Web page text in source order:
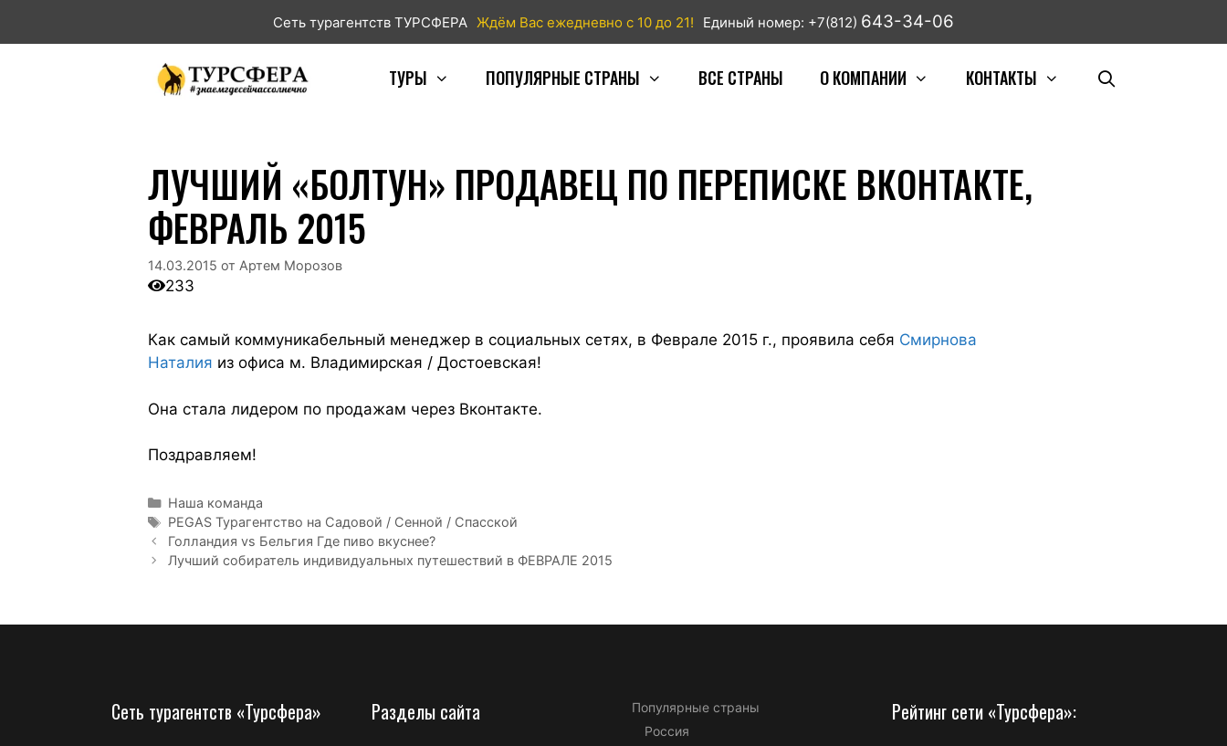
Сеть турагентств ТУРСФЕРА Ждём Вас ежедневно с 10 до 21! Единый номер: +7(812) 643-34-06
ТУРЫ ПОПУЛЯРНЫЕ СТРАНЫ ВСЕ СТРАНЫ О КОМПАНИИ КОНТАКТЫ
ЛУЧШИЙ «БОЛТУН» ПРОДАВЕЦ ПО ПЕРЕПИСКЕ ВКОНТАКТЕ,
ФЕВРАЛЬ 2015
14.03.2015 от Артем Морозов
233
Как самый коммуникабельный менеджер в социальных сетях, в Феврале 2015 г., проявила себя Смирнова
Наталия из офиса м. Владимирская / Достоевская!
Она стала лидером по продажам через Вконтакте.
Поздравляем!
Наша команда
PEGAS Турагентство на Садовой / Сенной / Спасской
Голландия vs Бельгия Где пиво вкуснее?
Лучший собиратель индивидуальных путешествий в ФЕВРАЛЕ 2015
Сеть турагентств «Турсфера» Разделы сайта
Популярные страны
Россия
Рейтинг сети «Турсфера»: